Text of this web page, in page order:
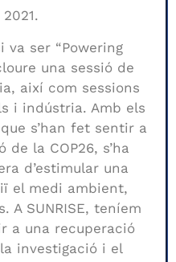
va ser “Powering
una sessió de
així com sessions
i indústria. Amb els
s’han fet sentir a
la COP26, s’ha
d’estimular una
el medi ambient,
A SUNRISE, teníem
a una recuperació
investigació i el